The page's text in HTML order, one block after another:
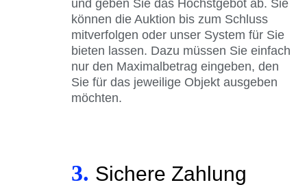
und geben Sie das Höchstgebot ab. Sie
können die Auktion bis zum Schluss
mitverfolgen oder unser System für Sie
bieten lassen. Dazu müssen Sie einfach
nur den Maximalbetrag eingeben, den
Sie für das jeweilige Objekt ausgeben
möchten.
3. Sichere Zahlung